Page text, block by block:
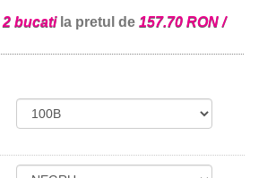
2 bucatila pretul de 157.70 RON /